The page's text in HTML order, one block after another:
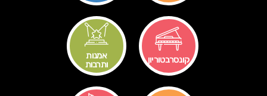
קונסרבטוריון
אמנות
ותרבות